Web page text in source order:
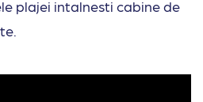
plajei intalnesti cabine de